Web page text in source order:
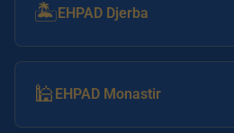
🏝️EHPAD Djerba
🕌 EHPAD Monastir